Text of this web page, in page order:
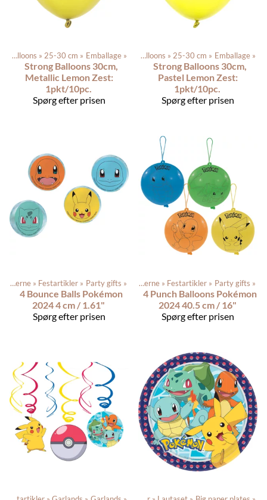
Latex balloons ‪» 25-30 cm ‪» Emballage ‪»
Strong Balloons 30cm,
Metallic Lemon Zest:
1pkt/10pc.
Spørg efter prisen
Produkterne‪» Balloons‪» Latex balloons ‪» 25-30 cm ‪» Emballage ‪»
Strong Balloons 30cm,
Pastel Lemon Zest:
1pkt/10pc.
Spørg efter prisen
Produkterne ‪» Festartikler ‪» Party gifts ‪»
4 Bounce Balls Pokémon
2024 4 cm / 1.61"
Spørg efter prisen
Produkterne ‪» Festartikler ‪» Party gifts ‪»
4 Punch Balloons Pokémon
2024 40.5 cm / 16"
Spørg efter prisen